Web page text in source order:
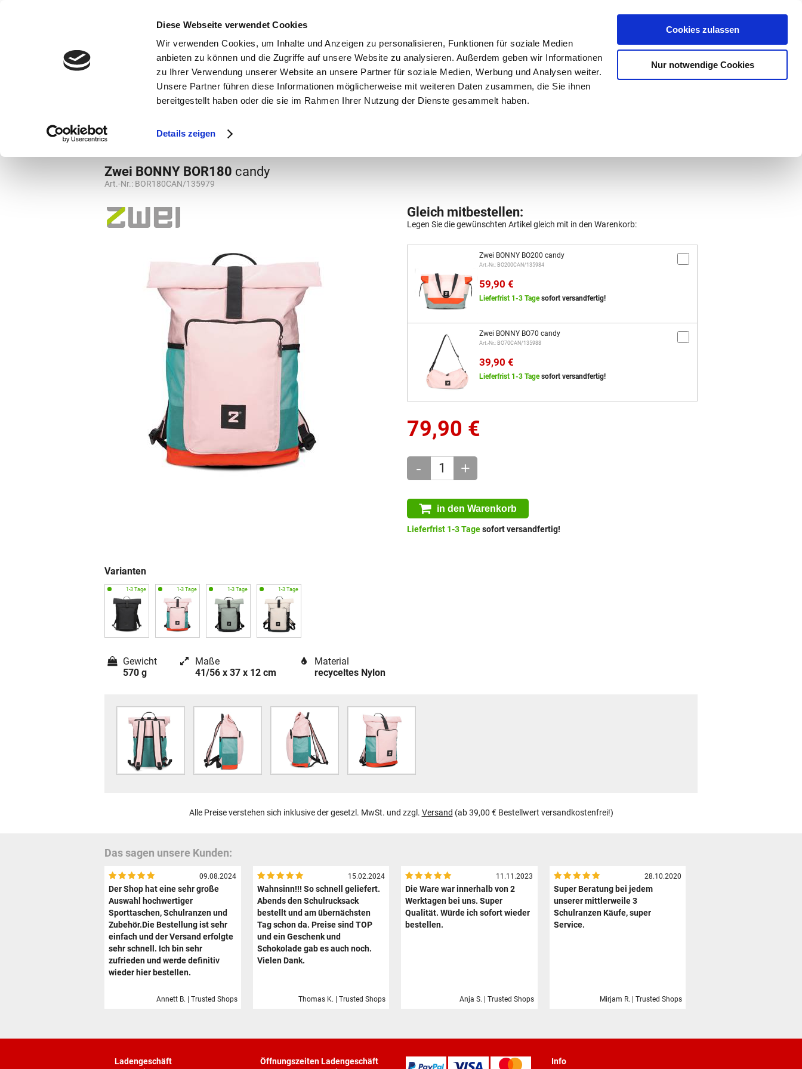
Diese Webseite verwendet Cookies
Wir verwenden Cookies, um Inhalte und Anzeigen zu personalisieren, Funktionen für soziale Medien
anbieten zu können und die Zugriffe auf unsere Website zu analysieren. Außerdem geben wir Informationen
zu Ihrer Verwendung unserer Website an unsere Partner für soziale Medien, Werbung und Analysen weiter.
Unsere Partner führen diese Informationen möglicherweise mit weiteren Daten zusammen, die Sie ihnen
bereitgestellt haben oder die sie im Rahmen Ihrer Nutzung der Dienste gesammelt haben.
Details zeigen
Cookies zulassen
Nur notwendige Cookies
bestellen und ausdrucken
3 x täglich an Werktagen!
0,00 €
Zwei BONNY BOR180 candy
Art.-Nr.: BOR180CAN/135979
Gleich mitbestellen:
Legen Sie die gewünschten Artikel gleich mit in den Warenkorb:
Zwei BONNY BO200 candy
Art.-Nr.: BO200CAN/135984
59,90 €
Lieferfrist 1-3 Tagesofort versandfertig!
Zwei BONNY BO70 candy
Art.-Nr.: BO70CAN/135988
39,90 €
Lieferfrist 1-3 Tagesofort versandfertig!
79,90 €
- +
in den Warenkorb
Lieferfrist 1-3 Tagesofort versandfertig!
Varianten
Gewicht
570 g
Maße
41/56 x 37 x 12 cm
Material
recyceltes Nylon
Alle Preise verstehen sich inklusive der gesetzl. MwSt. und zzgl. Versand (ab 39,00 € Bestellwert versandkostenfrei!)
Das sagen unsere Kunden:
09.08.2024
Der Shop hat eine sehr große
Auswahl hochwertiger
Sporttaschen, Schulranzen und
Zubehör.Die Bestellung ist sehr
einfach und der Versand erfolgte
sehr schnell. Ich bin sehr
zufrieden und werde definitiv
wieder hier bestellen.
Annett B. | Trusted Shops
15.02.2024
Wahnsinn!!! So schnell geliefert.
Abends den Schulrucksack
bestellt und am übernächsten
Tag schon da. Preise sind TOP
und ein Geschenk und
Schokolade gab es auch noch.
Vielen Dank.
Thomas K. | Trusted Shops
11.11.2023
Die Ware war innerhalb von 2
Werktagen bei uns. Super
Qualität. Würde ich sofort wieder
bestellen.
Anja S. | Trusted Shops
28.10.2020
Super Beratung bei jedem
unserer mittlerweile 3
Schulranzen Käufe, super
Service.
Mirjam R. | Trusted Shops
Ladengeschäft
Öffnungszeiten Ladengeschäft
Info